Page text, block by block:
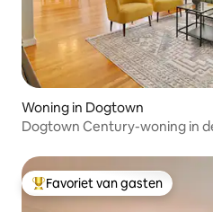
Woning in Dogtown
Dogtown Century-woning in
Topfavoriet van gasten
Favoriet van gasten